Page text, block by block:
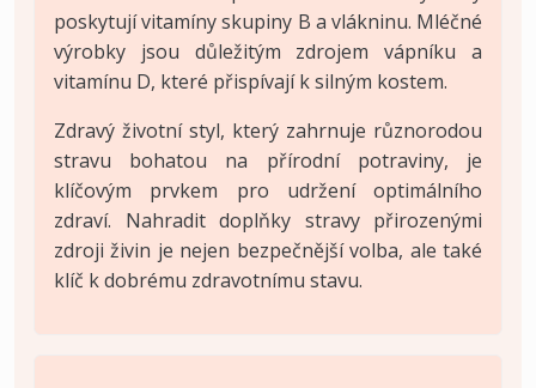
poskytují vitamíny skupiny B a vlákninu. Mléčné
výrobky jsou důležitým zdrojem vápníku a
vitamínu D, které přispívají k silným kostem.
Zdravý životní styl, který zahrnuje různorodou
stravu bohatou na přírodní potraviny, je
klíčovým prvkem pro udržení optimálního
zdraví. Nahradit doplňky stravy přirozenými
zdroji živin je nejen bezpečnější volba, ale také
klíč k dobrému zdravotnímu stavu.